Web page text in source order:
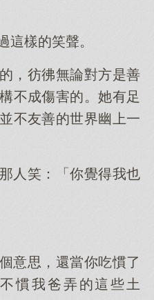
這樣的笑聲。
，彷彿無論對方是善
不成傷害的。她有足
不友善的世界幽上一
人笑：「你覺得我也
意思，還當你吃慣了
慣我爸弄的這些土